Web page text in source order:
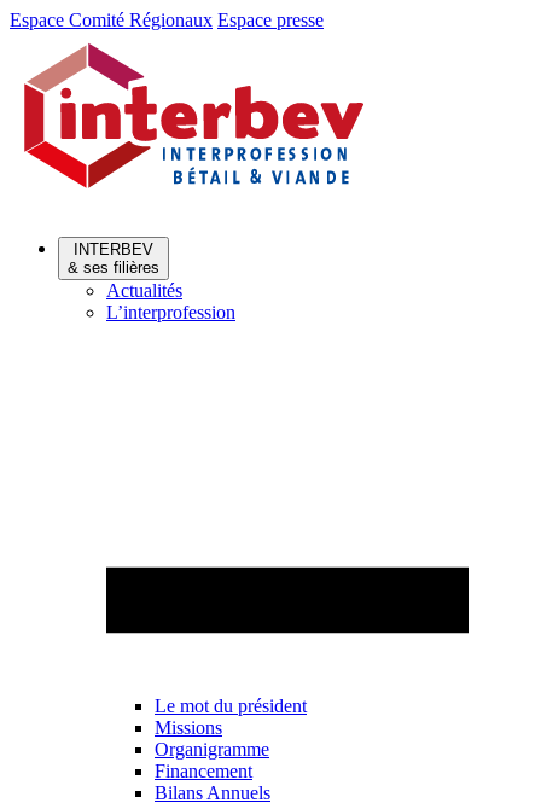
Aller
Aller
contenu
Espace Comité Régionaux Espace presse
INTERBEV
& ses filières
Actualités
L’interprofession
Le mot du président
Missions
Organigramme
Financement
Bilans Annuels